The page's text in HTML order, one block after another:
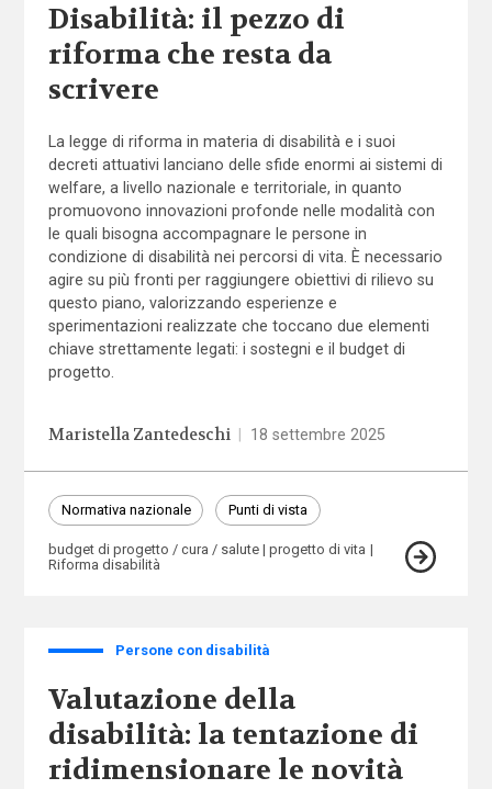
Disabilità: il pezzo di
riforma che resta da
scrivere
La legge di riforma in materia di disabilità e i suoi
decreti attuativi lanciano delle sfide enormi ai sistemi di
welfare, a livello nazionale e territoriale, in quanto
promuovono innovazioni profonde nelle modalità con
le quali bisogna accompagnare le persone in
condizione di disabilità nei percorsi di vita. È necessario
agire su più fronti per raggiungere obiettivi di rilievo su
questo piano, valorizzando esperienze e
sperimentazioni realizzate che toccano due elementi
chiave strettamente legati: i sostegni e il budget di
progetto.
Maristella Zantedeschi 18 settembre 2025
Normativa nazionale Punti di vista
budget di progetto / cura / salute
progetto di vita
Riforma disabilità
Persone con disabilità
Valutazione della
disabilità: la tentazione di
ridimensionare le novità